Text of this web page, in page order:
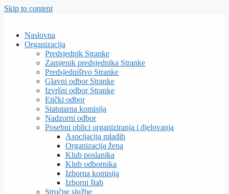
Skip to content
Naslovna
Organizacija
Predsjednik Stranke
Zamjenik predsjednika Stranke
Predsjedništvo Stranke
Glavni odbor Stranke
Izvršni odbor Stranke
Etički odbor
Statutarna komisija
Nadzorni odbor
Posebni oblici organiziranja i djelovanja
Asocijacija mladih
Organizacija žena
Klub poslanika
Klub odbornika
Izborna komisija
Izborni štab
Stručne službe